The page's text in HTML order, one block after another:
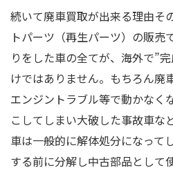
続いて廃車買取が出来る理由そ
トパーツ（再生パーツ）の販売
りをした車の全てが、海外で”
けではありません。もちろん廃
エンジントラブル等で動かなく
こしてしまい大破した事故車な
車は一般的に解体処分になって
する前に分解し中古部品として